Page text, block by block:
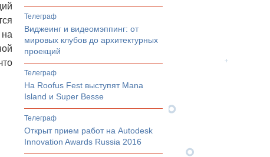
телеграф
Виджеинг и видеомэппинг: от
мировых клубов до архитектурных
проекций
телеграф
На Roofus Fest выступят Mana
Island и Super Besse
телеграф
Открыт прием работ на Autodesk
Innovation Awards Russia 2016